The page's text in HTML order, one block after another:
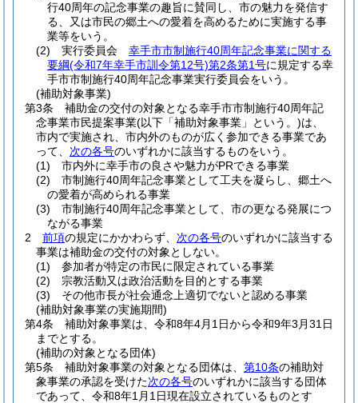
行40周年の記念事業の趣旨に賛同し、市の魅力を発信す
る、又は市民の郷土への愛着を高めるために実施する事
業等をいう。
(2)
実行委員会 幸手市市制施行40周年記念事業に関する
要綱(令和7年幸手市訓令第12号)第2条第1号に規定する幸
手市市制施行40周年記念事業実行委員会をいう。
(補助対象事業)
第3条
補助金の交付の対象となる幸手市市制施行40周年記
念事業市民提案事業(以下「補助対象事業」という。)は、
市内で実施され、市内外のものが広く参加できる事業であ
って、 次の各号のいずれかに該当するものをいう。
(1)
市内外に幸手市の良さや魅力がPRできる事業
(2)
市制施行40周年記念事業として工夫を凝らし、郷土へ
の愛着が高められる事業
(3)
市制施行40周年記念事業として、市の更なる発展につ
ながる事業
2
前項の規定にかかわらず、 次の各号のいずれかに該当する
事業は補助金の交付の対象としない。
(1)
参加者が特定の市民に限定されている事業
(2)
宗教活動又は政治活動を目的とする事業
(3)
その他市長が社会通念上適切でないと認める事業
(補助対象事業の実施期間)
第4条
補助対象事業は、令和8年4月1日から令和9年3月31日
までとする。
(補助の対象となる団体)
第5条
補助対象事業の対象となる団体は、 第10条の補助対
象事業の承認を受けた次の各号のいずれかに該当する団体
であって、令和8年1月1日現在設立されているものとす